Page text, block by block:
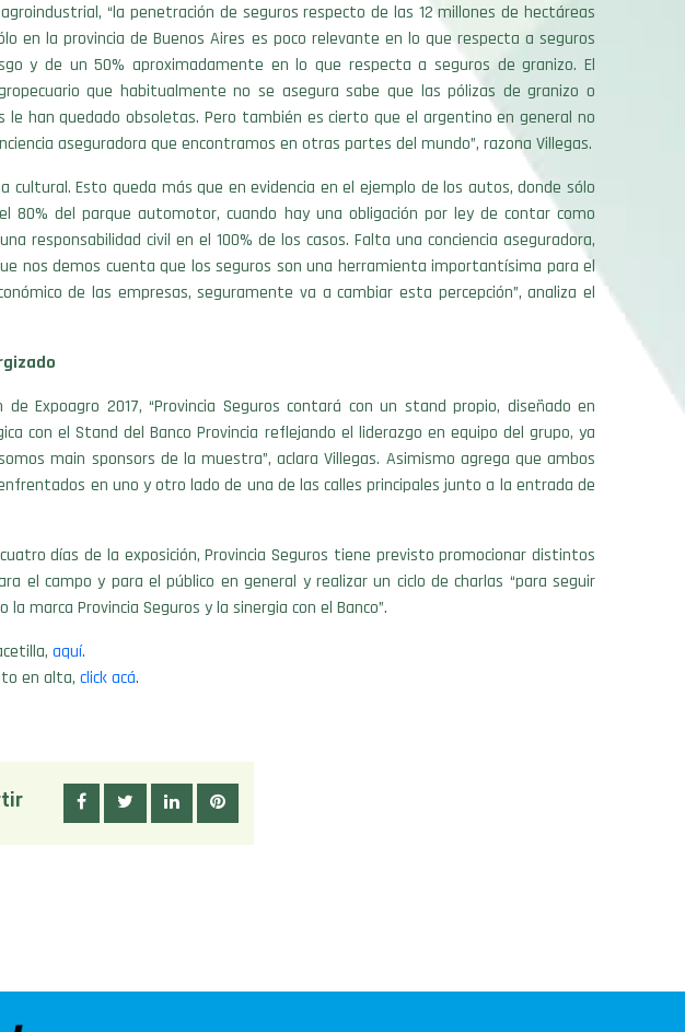
“la penetración de seguros respecto de las 12 millones de hectáreas
en la provincia de Buenos Aires es poco relevante en lo que respecta a seguros
y de un 50% aproximadamente en lo que respecta a seguros de granizo. El
que habitualmente no se asegura sabe que las pólizas de granizo o
le han quedado obsoletas. Pero también es cierto que el argentino en general no
aseguradora que encontramos en otras partes del mundo”, razona Villegas.
cultural. Esto queda más que en evidencia en el ejemplo de los autos, donde sólo
80% del parque automotor, cuando hay una obligación por ley de contar como
responsabilidad civil en el 100% de los casos. Falta una conciencia aseguradora,
nos demos cuenta que los seguros son una herramienta importantísima para el
de las empresas, seguramente va a cambiar esta percepción”, analiza el
de Expoagro 2017, “Provincia Seguros contará con un stand propio, diseñado en
con el Stand del Banco Provincia reflejando el liderazgo en equipo del grupo, ya
main sponsors de la muestra”, aclara Villegas. Asimismo agrega que ambos
en uno y otro lado de una de las calles principales junto a la entrada de
días de la exposición, Provincia Seguros tiene previsto promocionar distintos
el campo y para el público en general y realizar un ciclo de charlas “para seguir
la marca Provincia Seguros y la sinergia con el Banco”.
aquí.
en alta, click acá.